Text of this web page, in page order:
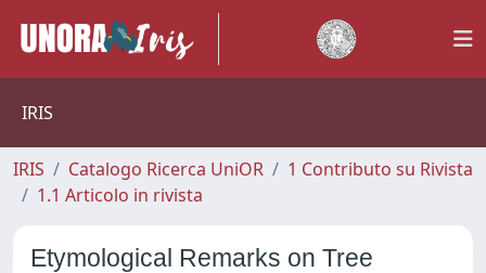
IRIS
IRIS Catalogo Ricerca UniOR
1 Contributo su Rivista
1.1 Articolo in rivista
Etymological Remarks on Tree